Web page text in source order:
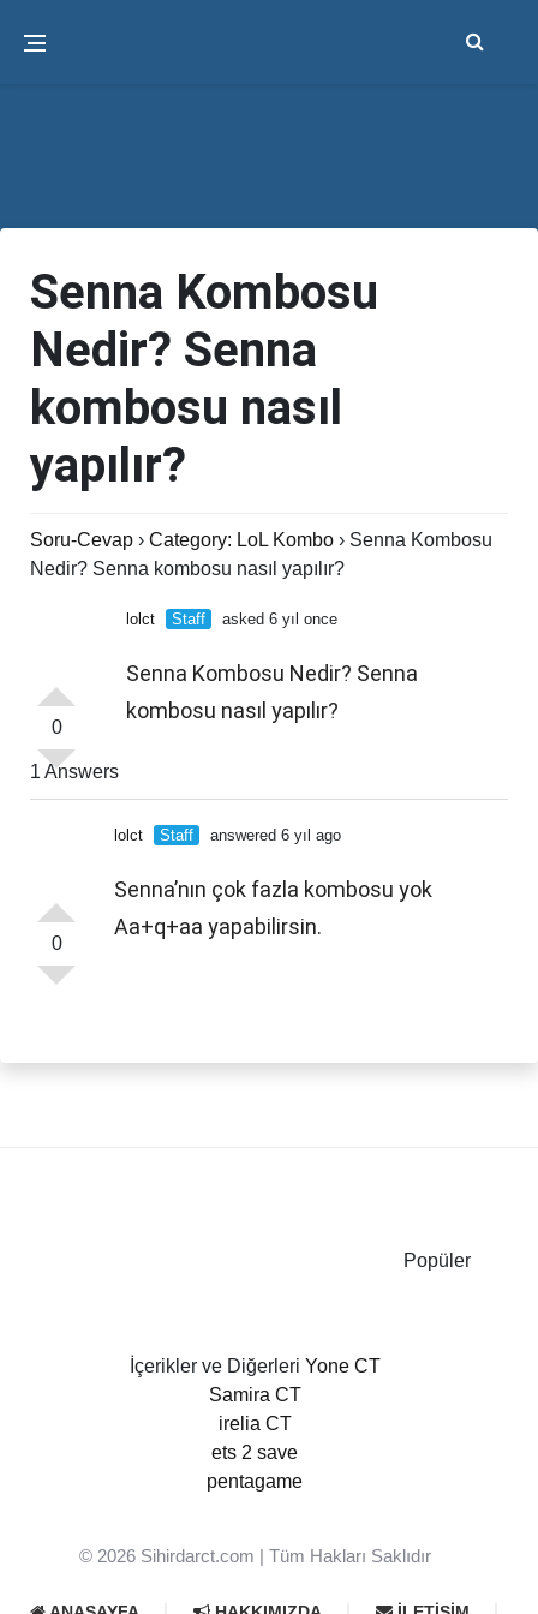
Senna Kombosu
Nedir? Senna
kombosu nasıl
yapılır?
Soru-Cevap › Category: LoL Kombo › Senna Kombosu
Nedir? Senna kombosu nasıl yapılır?
0
lolct Staff asked 6 yıl once
Senna Kombosu Nedir? Senna
kombosu nasıl yapılır?
1 Answers
0
lolct Staff answered 6 yıl ago
Senna’nın çok fazla kombosu yok
Aa+q+aa yapabilirsin.
Popüler
İçerikler ve Diğerleri Yone CT
Samira CT
irelia CT
ets 2 save
pentagame
© 2026 Sihirdarct.com | Tüm Hakları Saklıdır